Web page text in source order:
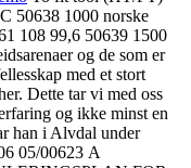
50638 1000 norske
108 99,6 50639 1500
og de som er
med et stort
Dette tar vi med oss
og ikke minst en
han i Alvdal under
05/00623 A